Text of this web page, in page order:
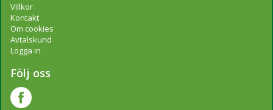
Villkor
Kontakt
Om cookies
Avtalskund
Logga in
Följ oss